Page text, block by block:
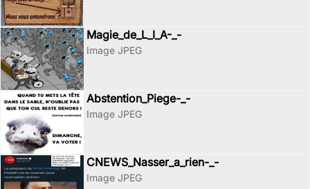
Magie_de_L_I_A-_-
Image JPEG
Abstention_Piege-_-
Image JPEG
CNEWS_Nasser_a_rien-_-
Image JPEG